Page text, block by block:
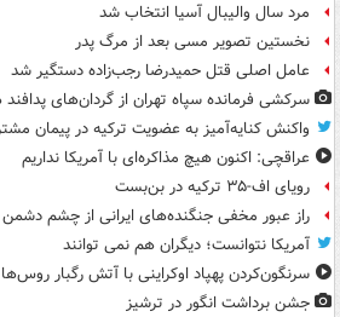
مرد سال والیبال آسیا انتخاب شد
نخستین تصویر مسی بعد از مرگ پدر
عامل اصلی قتل حمیدرضا رجب‌زاده دستگیر شد
سرکشی فرمانده سپاه تهران از گردان‌های پدافند
واکنش کنایه‌آمیز به عضویت ترکیه در پیمان
عراقچی: اکنون هیچ مذاکره‌ای با آمریکا نداریم
رویای اف-۳۵ ترکیه در بن‌بست
راز عبور مخفی جنگنده‌های ایرانی از چشم دشمن
آمریکا نتوانست؛ دیگران هم نمی توانند
سرنگون‌کردن پهپاد اوکراینی با آتش رگبار روس‌ها
جشن برداشت انگور در ترشیز